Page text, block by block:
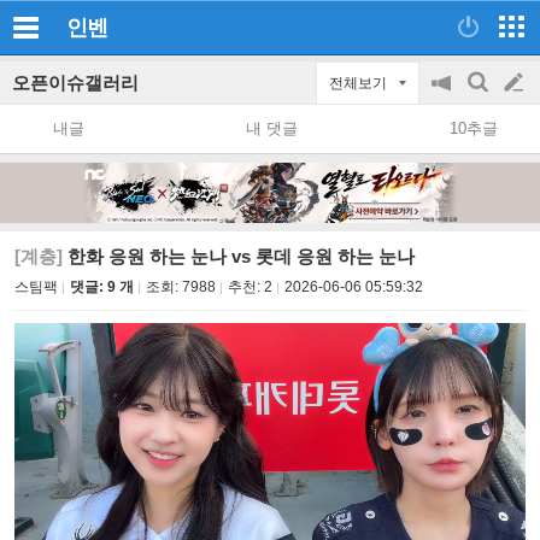
인벤
오픈이슈갤러리 전체보기
공
지
on/off
검
색
글
쓰
내글 내 댓글 10추글
[계층] 한화 응원 하는 눈나 vs 롯데 응원 하는 눈나
스팀팩 댓글: 9 개 조회: 7988 추천: 2 2026-06-06 05:59:32